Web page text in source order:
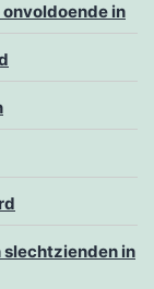
in
slechtzienden in